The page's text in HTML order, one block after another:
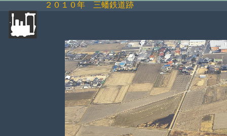
２０１０年 三蟠鉄道跡